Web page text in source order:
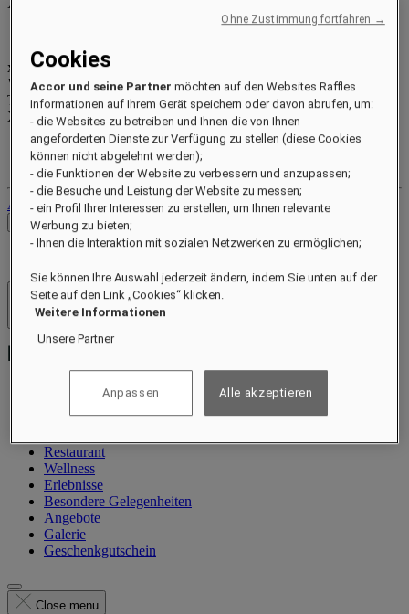
XXXXXX X XXXXXXXX X
xxxxxxxx
Valid untilxx/xx/xxxx
Treuepunkte
XXXpts
Ihr Treuekonto
Ihre Buchungen
Abmelden
Preise prüfen
Hotels und Resorts
Menü öffnen
Information
Restaurant
Wellness
Erlebnisse
Besondere Gelegenheiten
Angebote
Galerie
Geschenkgutschein
Close menu
Cookies
Accor und seine Partner möchten auf den Websites Raffles
Informationen auf Ihrem Gerät speichern oder davon abrufen, um:
- die Websites zu betreiben und Ihnen die von Ihnen
angeforderten Dienste zur Verfügung zu stellen (diese Cookies
können nicht abgelehnt werden);
- die Funktionen der Website zu verbessern und anzupassen;
- die Besuche und Leistung der Website zu messen;
- ein Profil Ihrer Interessen zu erstellen, um Ihnen relevante
Werbung zu bieten;
- Ihnen die Interaktion mit sozialen Netzwerken zu ermöglichen;
Sie können Ihre Auswahl jederzeit ändern, indem Sie unten auf der
Seite auf den Link „Cookies“ klicken.
Weitere Informationen
Unsere Partner
Anpassen Alle akzeptieren
Ohne Zustimmung fortfahren →